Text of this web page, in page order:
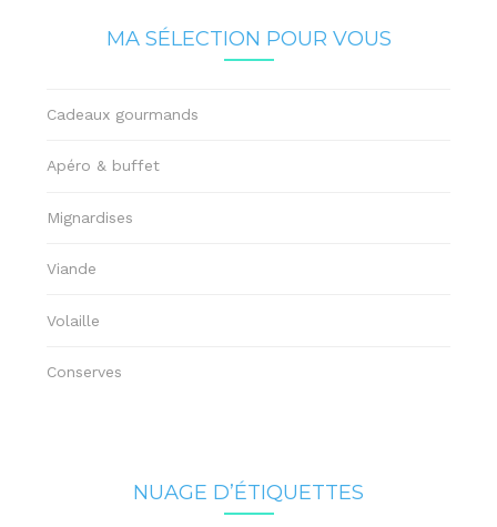
MA SÉLECTION POUR VOUS
Cadeaux gourmands
Apéro & buffet
Mignardises
Viande
Volaille
Conserves
NUAGE D’ÉTIQUETTES